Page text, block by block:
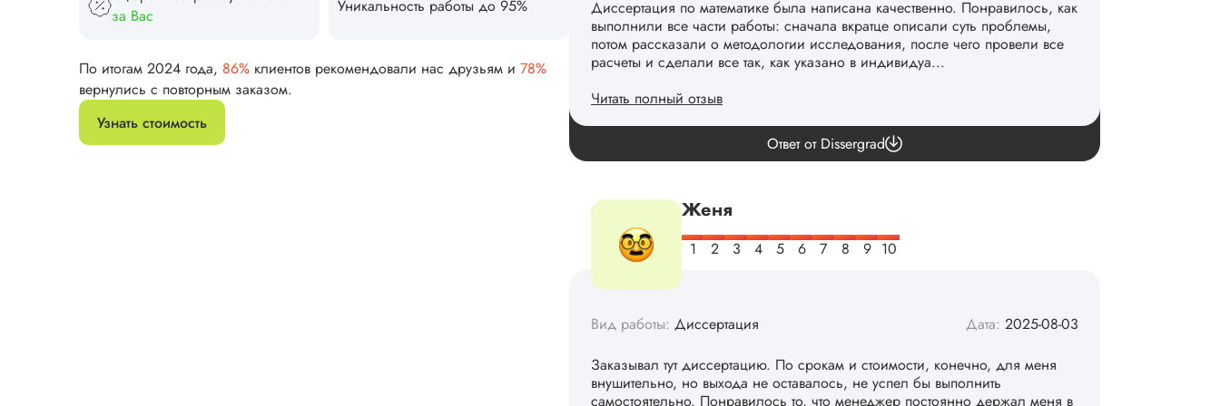
за Вас
Уникальность работы до 95%
По итогам 2024 года, 86% клиентов рекомендовали нас друзьям и 78%
вернулись с повторным заказом.
Узнать стоимость
Диссертация по математике была написана качественно. Понравилось, как
выполнили все части работы: сначала вкратце описали суть проблемы,
потом рассказали о методологии исследования, после чего провели все
расчеты и сделали все так, как указано в индивидуа...
Читать полный отзыв
Спасибо! Передадим ваши слова команде. 👏
Ответ от Dissergrad
Женя
Вид работы: Диссертация Дата: 2025-08-03
Заказывал тут диссертацию. По срокам и стоимости, конечно, для меня
внушительно, но выхода не оставалось, не успел бы выполнить
самостоятельно. Понравилось то, что менеджер постоянно держал меня в